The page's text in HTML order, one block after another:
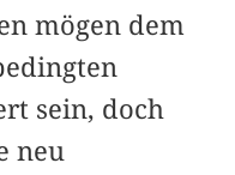
mögen dem
sein, doch
neu